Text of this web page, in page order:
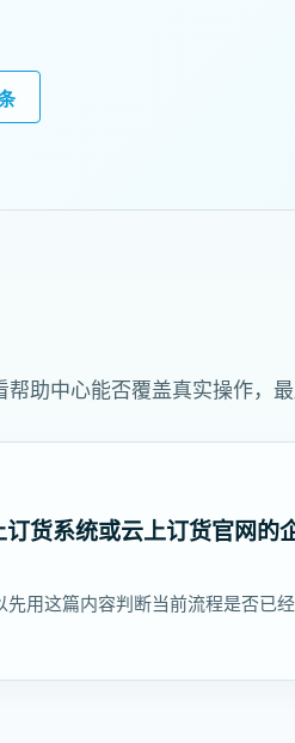
助中心能否覆盖真实操作，
货系统或云上订货官网的
用这篇内容判断当前流程是否已